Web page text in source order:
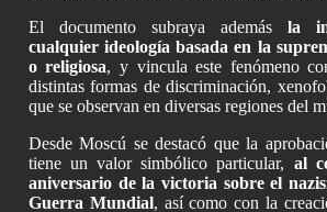
El documento subraya ademásla
cualquier ideología basada en la
o religiosa, y vincula este fenómeno
distintas formas de discriminación,
que se observan en diversas regiones del
Desde Moscú se destacó que la
tiene un valor simbólico particular, al
aniversario de la victoria sobre el
Guerra Mundial, así como con la